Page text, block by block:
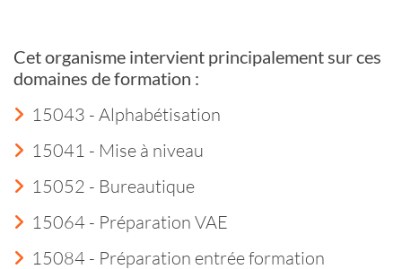
Cet organisme intervient principalement sur ces
domaines de formation :
15043 - Alphabétisation
15041 - Mise à niveau
15052 - Bureautique
15064 - Préparation VAE
15084 - Préparation entrée formation